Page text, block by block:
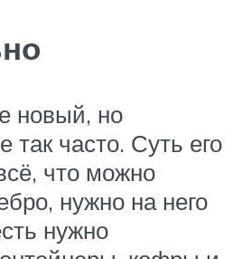
новый, но
так часто. Суть его
что можно
нужно на него
нужно